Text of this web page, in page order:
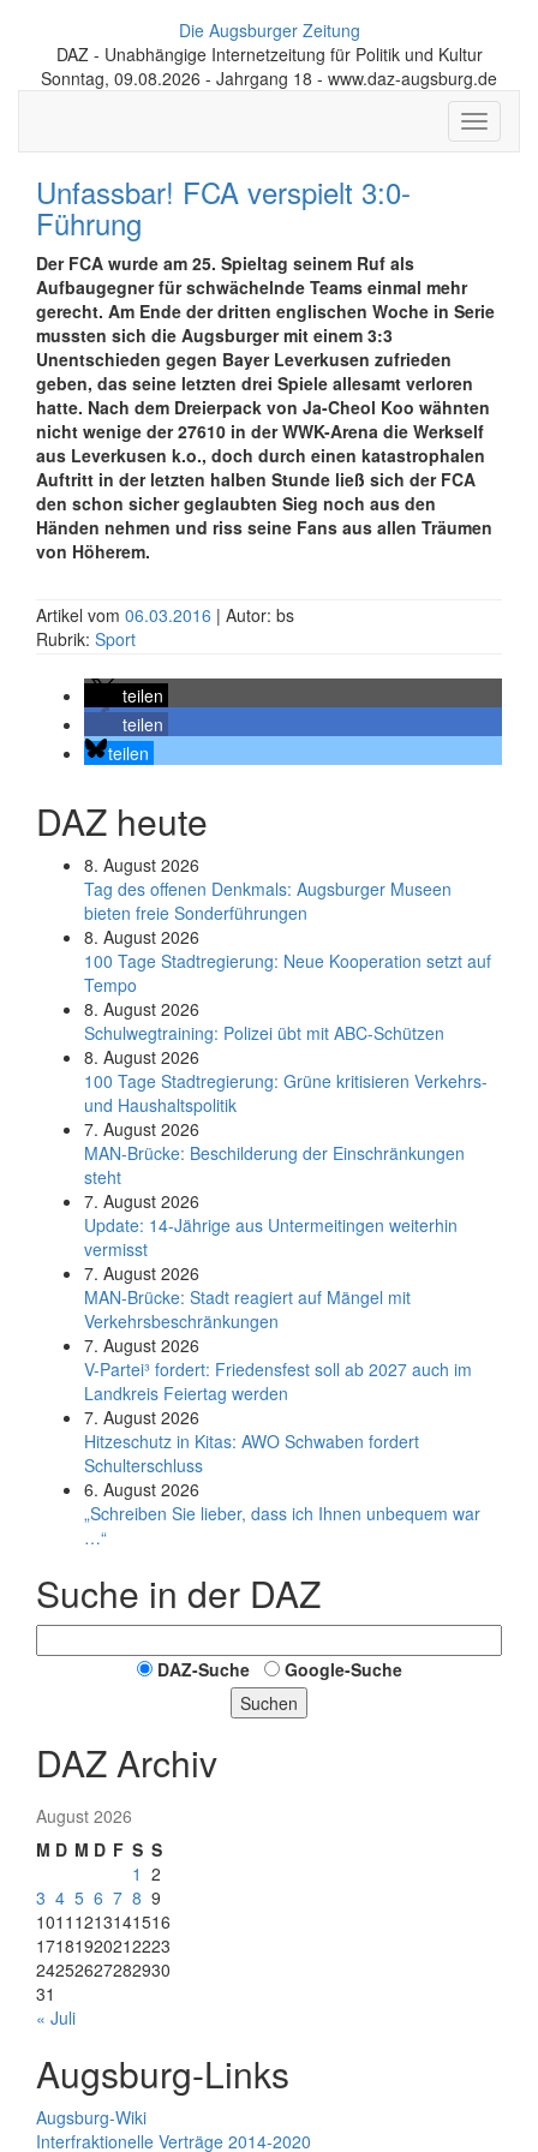
Die Augsburger Zeitung
DAZ - Unabhängige Internetzeitung für Politik und Kultur
Sonntag, 09.08.2026 - Jahrgang 18 - www.daz-augsburg.de
Toggle
Unfassbar! FCA verspielt 3:0-
Führung
Der FCA wurde am 25. Spieltag seinem Ruf als
Aufbaugegner für schwächelnde Teams einmal mehr
gerecht. Am Ende der dritten englischen Woche in Serie
mussten sich die Augsburger mit einem 3:3
Unentschieden gegen Bayer Leverkusen zufrieden
geben, das seine letzten drei Spiele allesamt verloren
hatte. Nach dem Dreierpack von Ja-Cheol Koo wähnten
nicht wenige der 27610 in der WWK-Arena die Werkself
aus Leverkusen k.o., doch durch einen katastrophalen
Auftritt in der letzten halben Stunde ließ sich der FCA
den schon sicher geglaubten Sieg noch aus den
Händen nehmen und riss seine Fans aus allen Träumen
von Höherem.
Artikel vom 06.03.2016 | Autor: bs
Rubrik: Sport
teilen
teilen
teilen
DAZ heute
8. August 2026
Tag des offenen Denkmals: Augsburger Museen
bieten freie Sonderführungen
8. August 2026
100 Tage Stadtregierung: Neue Kooperation setzt auf
Tempo
8. August 2026
Schul­weg­trai­ning: Poli­zei übt mit ABC-Schüt­zen
8. August 2026
100 Tage Stadtregierung: Grüne kritisieren Verkehrs-
und Haushaltspolitik
7. August 2026
MAN-Brücke: Beschilderung der Einschränkungen
steht
7. August 2026
Update: 14-Jährige aus Untermeitingen weiterhin
vermisst
7. August 2026
MAN-Brücke: Stadt reagiert auf Mängel mit
Verkehrsbeschränkungen
7. August 2026
V-Partei­³ fordert: Friedens­fest soll ab 2027 auch im
Land­kreis Feier­tag werden
7. August 2026
Hitzeschutz in Kitas: AWO Schwaben fordert
Schulterschluss
6. August 2026
„Schreiben Sie lieber, dass ich Ihnen unbequem war
…“
Suche in der DAZ
DAZ-Suche
Google-Suche
Suchen
DAZ Archiv
August 2026
M D M D F S S
1 2
3 4 5 6 7 8 9
1011 1213141516
17181920212223
24252627282930
31
« Juli
Augsburg-Links
Augsburg-Wiki
Interfraktionelle Verträge 2014-2020